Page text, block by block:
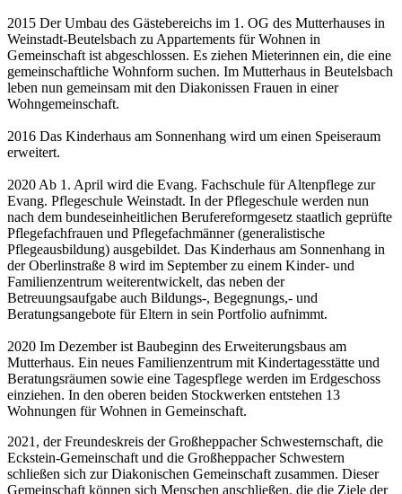
2015 Der Umbau des Gästebereichs im 1. OG des Mutterhauses in
Weinstadt-Beutelsbach zu Appartements für Wohnen in
Gemeinschaft ist abgeschlossen. Es ziehen Mieterinnen ein, die eine
gemeinschaftliche Wohnform suchen. Im Mutterhaus in Beutelsbach
leben nun gemeinsam mit den Diakonissen Frauen in einer
Wohngemeinschaft.
2016 Das Kinderhaus am Sonnenhang wird um einen Speiseraum
erweitert.
2020 Ab 1. April wird die Evang. Fachschule für Altenpflege zur
Evang. Pflegeschule Weinstadt. In der Pflegeschule werden nun
nach dem bundeseinheitlichen Berufereformgesetz staatlich geprüfte
Pflegefachfrauen und Pflegefachmänner (generalistische
Pflegeausbildung) ausgebildet. Das Kinderhaus am Sonnenhang in
der Oberlinstraße 8 wird im September zu einem Kinder- und
Familienzentrum weiterentwickelt, das neben der
Betreuungsaufgabe auch Bildungs-, Begegnungs,- und
Beratungsangebote für Eltern in sein Portfolio aufnimmt.
2020 Im Dezember ist Baubeginn des Erweiterungsbaus am
Mutterhaus. Ein neues Familienzentrum mit Kindertagesstätte und
Beratungsräumen sowie eine Tagespflege werden im Erdgeschoss
einziehen. In den oberen beiden Stockwerken entstehen 13
Wohnungen für Wohnen in Gemeinschaft.
2021, der Freundeskreis der Großheppacher Schwesternschaft, die
Eckstein-Gemeinschaft und die Großheppacher Schwestern
schließen sich zur Diakonischen Gemeinschaft zusammen. Dieser
Gemeinschaft können sich Menschen anschließen, die die Ziele der